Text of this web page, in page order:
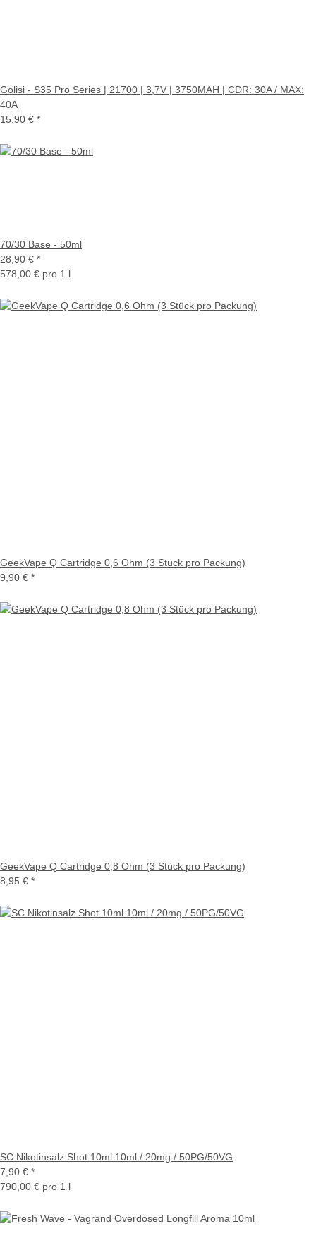
Golisi - S35 Pro Series | 21700 | 3,7V | 3750MAH | CDR: 30A / MAX:
40A
15,90 € *
70/30 Base - 50ml
28,90 € *
578,00 € pro 1 l
GeekVape Q Cartridge 0,6 Ohm (3 Stück pro Packung)
9,90 € *
GeekVape Q Cartridge 0,8 Ohm (3 Stück pro Packung)
8,95 € *
SC Nikotinsalz Shot 10ml 10ml / 20mg / 50PG/50VG
7,90 € *
790,00 € pro 1 l